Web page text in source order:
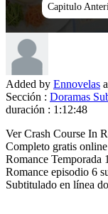
Capitulo
Added by Ennovelas
Sección : Doramas
duración : 1:12:48
Ver Crash Course In
Completo gratis
Romance Temporada
Romance episodio 6
Subtitulado en línea